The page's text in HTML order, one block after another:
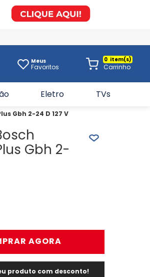
Meus
Favoritos
0
Eletro TVs
Gbh 2-24 D 127 V
Gbh 2-
AGORA
produto com desconto!